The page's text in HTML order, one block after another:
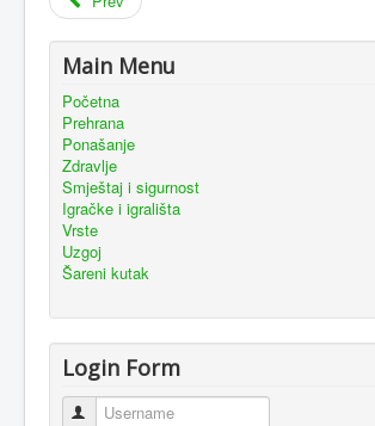
Main Menu
Početna
Prehrana
Ponašanje
Zdravlje
Smještaj i sigurnost
Igračke i igrališta
Vrste
Uzgoj
Šareni kutak
Login Form
Username